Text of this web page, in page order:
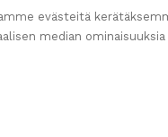
kauppahinta-arvio
evästeitä
median